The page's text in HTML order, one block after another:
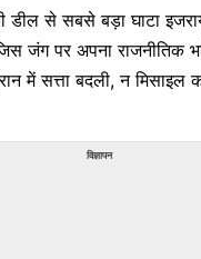
डील से सबसे बड़ा घाटा
जंग पर अपना राजनीतिक
में सत्ता बदली, न मिसाइल
विज्ञापन